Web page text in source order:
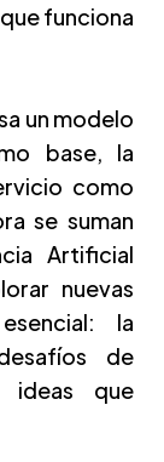
funciona
un modelo
base, la
como
se suman
Artificial
nuevas
la
de
ideas que